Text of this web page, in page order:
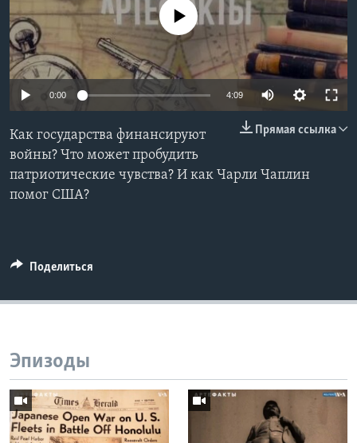
Learning English
СОЦИАЛЬНЫЕ СЕТИ
Языки
No media source currently available
0:00 4:09
Прямая ссылка
Как государства финансируют
войны? Что может пробудить
патриотические чувства? И как Чарли Чаплин
помог США?
Поделиться
Эпизоды